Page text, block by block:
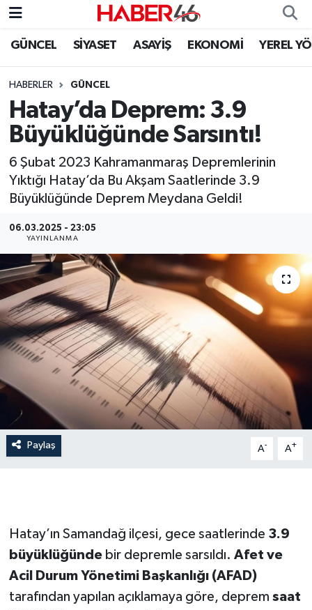
GÜNCEL SİYASET ASAYİŞ EKONOMİ YEREL
HABERLER GÜNCEL
Hatay’da Deprem: 3.9
Büyüklüğünde Sarsıntı!
6 Şubat 2023 Kahramanmaraş Depremlerinin
Yıktığı Hatay’da Bu Akşam Saatlerinde 3.9
Büyüklüğünde Deprem Meydana Geldi!
06.03.2025 - 23:05
YAYINLANMA
Paylaş A- A+
Hatay’ın Samandağ ilçesi, gece saatlerinde 3.9
büyüklüğündebir depremle sarsıldı. Afet ve
Acil Durum Yönetimi Başkanlığı (AFAD)
tarafından yapılan açıklamaya göre, deprem saat
GÜNCEL
SİYASET
EKONOMİ
SPOR
YAŞAM
TEKNOLOJİ
SAĞLIK
EĞİTİM
İLÇE HABERLERİ
KÜLTÜR-SANAT
KSÜ
DÜNYA
KADIN-AİLE
Nöbetçi Eczaneler
Hava Durumu
Kahramanmaraş Namaz Vakitleri
Trafik Durumu
Süper Lig Puan Durumu ve Fikstür
Tüm Manşetler
Son Dakika Haberleri
Haber Arşivi